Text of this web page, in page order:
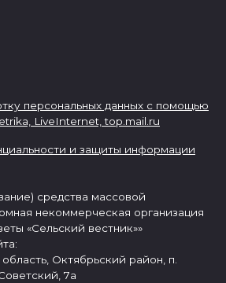
персональных данных с помощью
LiveInternet,top.mail.ru
и защиты информации
средства массовой
некоммерческая организация
«Сельский вестник»»
Октябрьский район, п.
7а